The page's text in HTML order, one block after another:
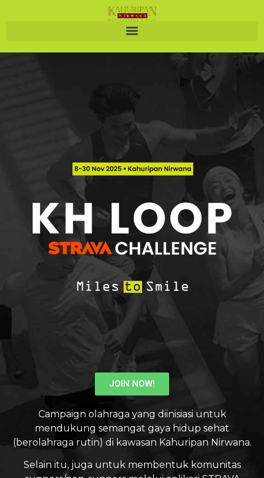
JOIN NOW!
Campaign olahraga yang diinisiasi untuk
mendukung semangat gaya hidup sehat
(berolahraga rutin) di kawasan Kahuripan Nirwana.
Selain itu, juga untuk membentuk komunitas